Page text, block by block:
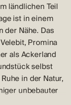
ländlichen Teil
ist in einem
der Nähe. Das
Promina
als Ackerland
selbst
in der Natur,
unbebauter
Umgebung